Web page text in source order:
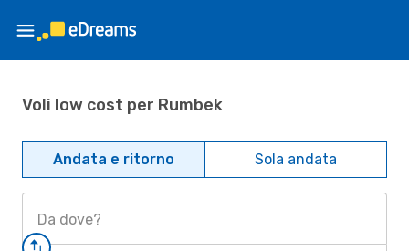
Voli low cost per Rumbek
Andata e ritorno Sola andata
Da dove?